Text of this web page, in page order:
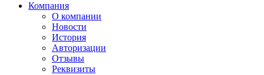
Компания
О компании
Новости
История
Авторизации
Отзывы
Реквизиты